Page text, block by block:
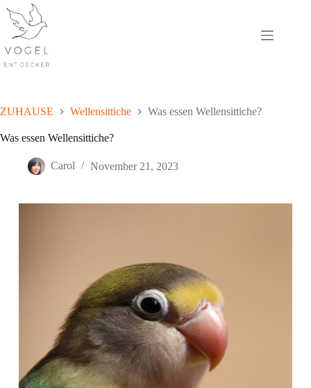
content
ZUHAUSE Wellensittiche Was essen Wellensittiche?
Was essen Wellensittiche?
Carol November 21, 2023